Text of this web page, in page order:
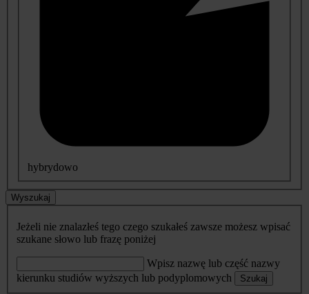
hybrydowo
Wyszukaj
Jeżeli nie znalazłeś tego czego szukałeś zawsze możesz wpisać
szukane słowo lub frazę poniżej
Wpisz nazwę lub część nazwy
kierunku studiów wyższych lub podyplomowych
Szukaj